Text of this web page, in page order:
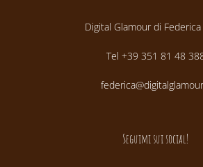
Digital Glamour di Federica
Tel +39 351 81 48
Seguimi sui social!